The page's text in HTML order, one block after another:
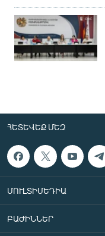
ՀԵՏԵՎԵՔ ՄԵԶ
ՄՈՒԼՏԻՄԵԴԻԱ
ԲԱԺԻՆՆԵՐ